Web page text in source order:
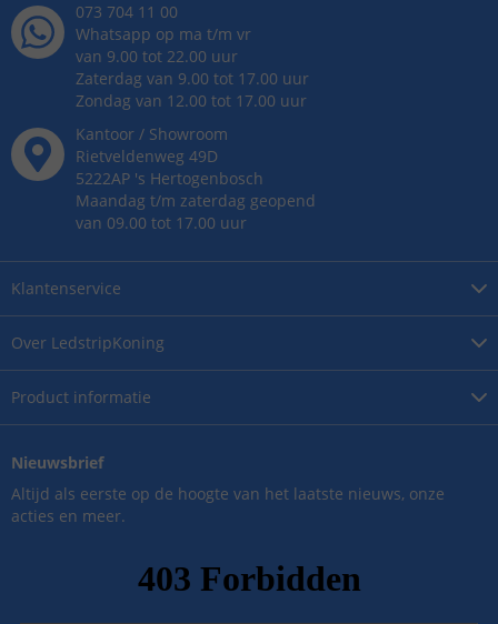
Over LedstripKoning
Product informatie
Klantenservice
073 704 11 00
Whatsapp op ma t/m vr
van 9.00 tot 22.00 uur
Zaterdag van 9.00 tot 17.00 uur
Zondag van 12.00 tot 17.00 uur
Kantoor / Showroom
Rietveldenweg 49D
5222AP 's Hertogenbosch
Maandag t/m zaterdag geopend
van 09.00 tot 17.00 uur
Nieuwsbrief
Altijd als eerste op de hoogte van het laatste nieuws, onze
acties en meer.